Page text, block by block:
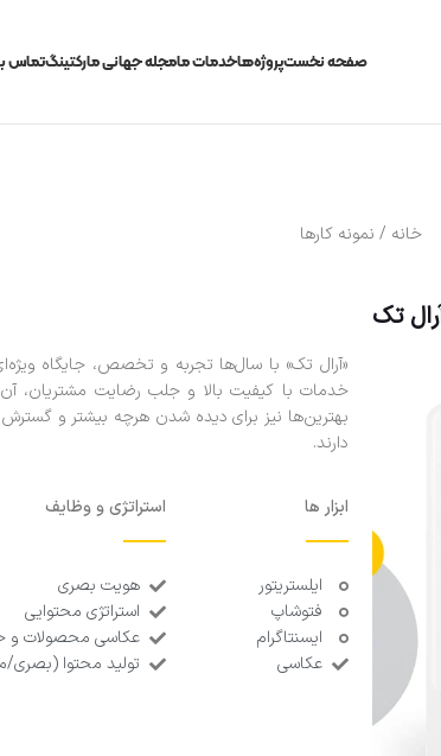
صفحه نخستپروژه‌هاخدمات مامجله جهانی مارکتینگتماس
خانه / نمونه کارها
تک
«آرال تک» با سال‌ها تجربه و تخصص، جایگاه
خدمات با کیفیت بالا و جلب رضایت مشتریان،
بهترین‌ها نیز برای دیده شدن هرچه بیشتر و گسترش
دارند.
ابزار ها
ایلستریتور
فتوشاپ
ایسنتاگرام
عکاسی
استراتژی و وظایف
هویت بصری
استراتژی محتوایی
عکاسی محصولات و
تولید محتوا (بصری/